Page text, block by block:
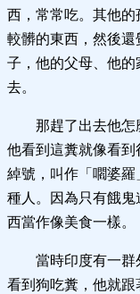
西，常常吃。其他
較髒的東西，然後
子，他的父母、他
去。
那趕了出去他怎
他看到這糞就像看
綽號，叫作「嚪婆
種人。因為只有餓
西當作像美食一樣。
當時印度有一群
看到狗吃糞，他就